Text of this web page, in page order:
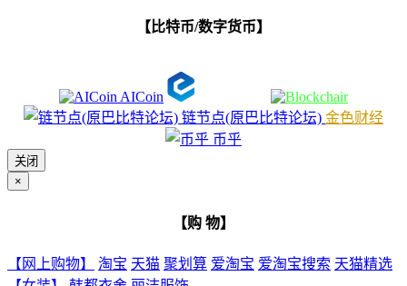
【比特币/数字货币】
AICoin
链节点(原巴比特论坛) 金色财经
币乎
关闭
×
【购 物】
【网上购物】 淘宝 天猫 聚划算 爱淘宝 爱淘宝搜索 天猫精选